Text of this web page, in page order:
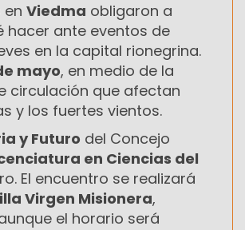
Viedma obligaron a
hacer ante eventos de
en la capital rionegrina.
mayo, en medio de la
circulación que afectan
y los fuertes vientos.
y Futuro del Concejo
en Ciencias del
El encuentro se realizará
Virgen Misionera,
el horario será